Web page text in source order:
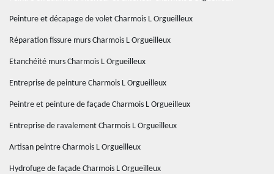
Peinture et décapage de volet Charmois L Orgueilleux
Réparation fissure murs Charmois L Orgueilleux
Etanchéité murs Charmois L Orgueilleux
Entreprise de peinture Charmois L Orgueilleux
Peintre et peinture de façade Charmois L Orgueilleux
Entreprise de ravalement Charmois L Orgueilleux
Artisan peintre Charmois L Orgueilleux
Hydrofuge de façade Charmois L Orgueilleux